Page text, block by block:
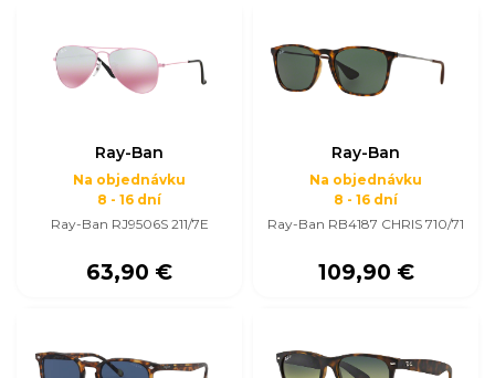
Ray-Ban
Na objednávku
8 - 16 dní
Ray-Ban RJ9506S 211/7E
63,90 €
Ray-Ban
Na objednávku
8 - 16 dní
Ray-Ban RB4187 CHRIS 710/71
109,90 €